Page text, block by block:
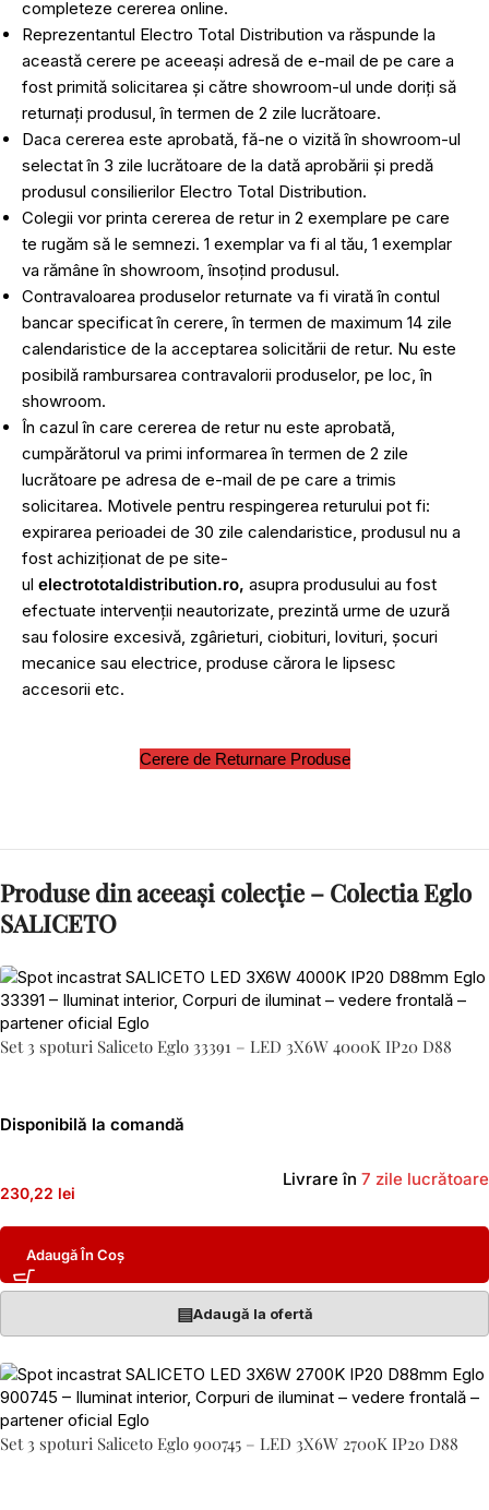
completeze cererea online.
Reprezentantul Electro Total Distribution va răspunde la
această cerere pe aceeași adresă de e-mail de pe care a
fost primită solicitarea și către showroom-ul unde doriți să
returnați produsul, în termen de 2 zile lucrătoare.
Daca cererea este aprobată, fă-ne o vizită în showroom-ul
selectat în 3 zile lucrătoare de la dată aprobării și predă
produsul consilierilor Electro Total Distribution.
Colegii vor printa cererea de retur in 2 exemplare pe care
te rugăm să le semnezi. 1 exemplar va fi al tău, 1 exemplar
va rămâne în showroom, însoțind produsul.
Contravaloarea produselor returnate va fi virată în contul
bancar specificat în cerere, în termen de maximum 14 zile
calendaristice de la acceptarea solicitării de retur. Nu este
posibilă rambursarea contravalorii produselor, pe loc, în
showroom.
În cazul în care cererea de retur nu este aprobată,
cumpărătorul va primi informarea în termen de 2 zile
lucrătoare pe adresa de e-mail de pe care a trimis
solicitarea. Motivele pentru respingerea returului pot fi:
expirarea perioadei de 30 zile calendaristice, produsul nu a
fost achiziționat de pe site-
ul electrototaldistribution.ro, asupra produsului au fost
efectuate intervenții neautorizate, prezintă urme de uzură
sau folosire excesivă, zgârieturi, ciobituri, lovituri, șocuri
mecanice sau electrice, produse cărora le lipsesc
accesorii etc.
Cerere de Returnare Produse
Produse din aceeași colecție – Colectia Eglo
SALICETO
Set 3 spoturi Saliceto Eglo 33391 – LED 3X6W 4000K IP20 D88
Disponibilă la comandă
230,22 lei
Livrare în 7 zile lucrătoare
Adaugă În Coș
▤Adaugă la ofertă
Set 3 spoturi Saliceto Eglo 900745 – LED 3X6W 2700K IP20 D88